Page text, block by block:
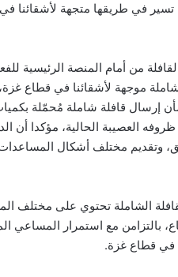
تسير في طريقها متجهة لأشقائنا
من أمام المنصة الرئيسية
موجهة لأشقائنا في قطاع
إرسال قافلة شاملة مُحمّلة
العصيبة الحالية، مؤكدا أن
مختلف أشكال المساعدات
الشاملة تحتوي على مختلف
بالتزامن مع استمرار
في قطاع غزة.